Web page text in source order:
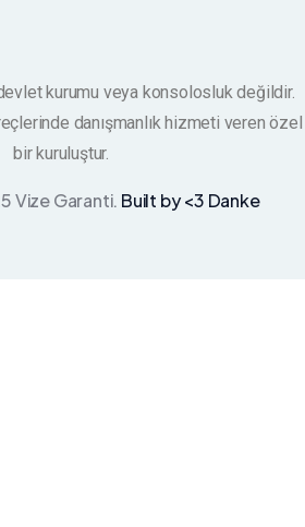
kurumu veya konsolosluk değildir.
danışmanlık hizmeti veren özel
bir kuruluştur.
Vize Garanti. Built by <3 Danke